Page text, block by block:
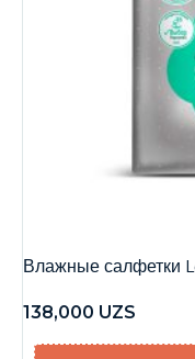
Влажные салфетки
138,000 UZS